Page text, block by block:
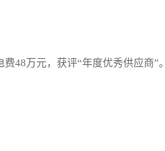
48万元，获评“年度优秀供应商”。